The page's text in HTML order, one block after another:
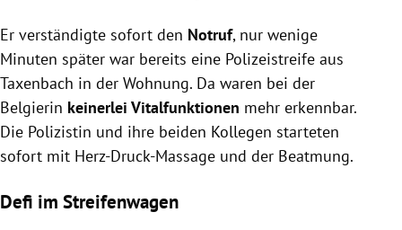
Untermenü
Untermenü
Er verständigte sofort den Notruf, nur wenige
Minuten später war bereits eine Polizeistreife aus
Taxenbach in der Wohnung. Da waren bei der
Belgierin keinerlei Vitalfunktionen mehr erkennbar.
Die Polizistin und ihre beiden Kollegen starteten
sofort mit Herz-Druck-Massage und der Beatmung.
Defi im Streifenwagen